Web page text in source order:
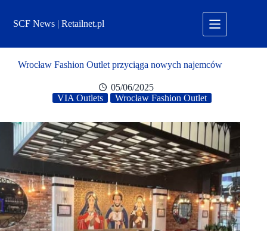
treściSCF News | Retailnet.pl
Wrocław Fashion Outlet przyciąga nowych najemców
05/06/2025
VIA Outlets
Wrocław Fashion Outlet